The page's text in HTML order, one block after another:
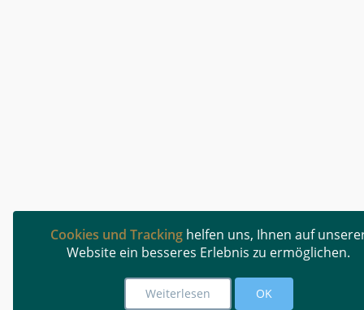
Cookies und Tracking helfen uns, Ihnen auf
Website ein besseres Erlebnis zu ermöglichen.
Weiterlesen OK